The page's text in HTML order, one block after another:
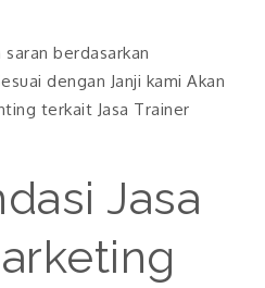
berdasarkan
dengan Janji kami Akan
terkait Jasa Trainer
Jasa